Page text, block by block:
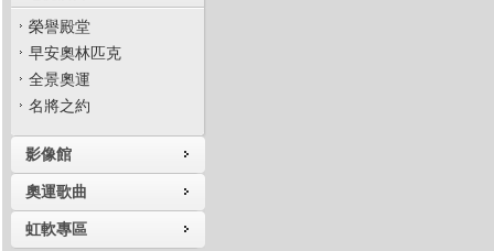
榮譽殿堂
早安奧林匹克
全景奧運
名將之約
影像館
奧運歌曲
虹軟專區